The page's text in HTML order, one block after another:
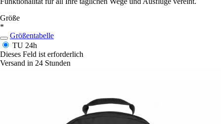
Größe
*
Größentabelle
TU 24h
Dieses Feld ist erforderlich
Versand in 24 Stunden